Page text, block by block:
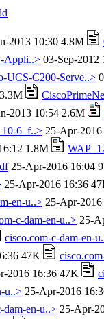
2013 10:30 4.8M
Appli..> 03-Sep-2012
UCS-C200-Serve..>
2013 10:54 2.6M
6_f..> 25-Apr-
1.8M
25-Apr-2016 16:04
25-Apr-2016 16:36
en-u..> 25-Apr-
c-dam-en-u..> 25-
cisco.com-c-dam-en-
47K
2016 16:36 47K
u..> 25-Apr-2016
dam-en-u..> 25-Apr-